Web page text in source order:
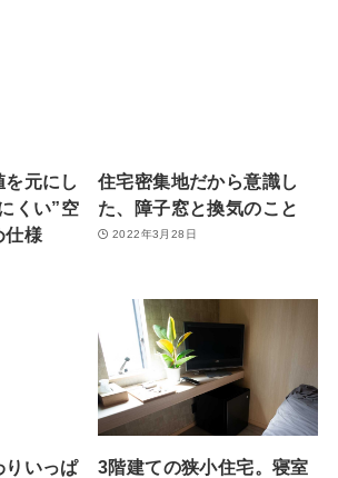
元にし
くい”空
仕様
住宅密集地だから意識し
た、障子窓と換気のこと
2022年3月28日
りいっぱ
3階建ての狭小住宅。寝室